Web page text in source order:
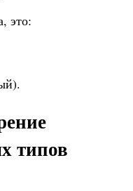
это:
типов